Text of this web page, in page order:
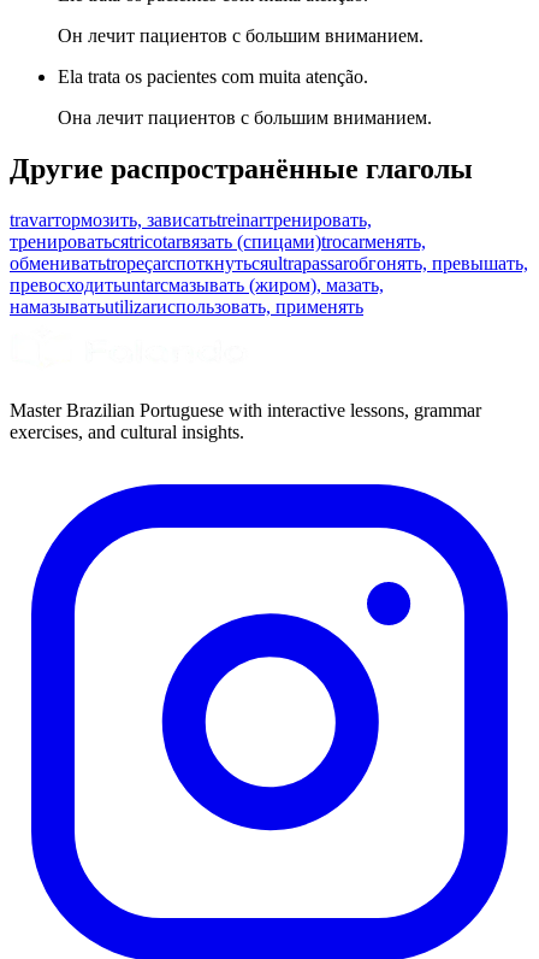
Он лечит пациентов с большим вниманием.
Ela trata os pacientes com muita atenção.
Она лечит пациентов с большим вниманием.
Другие распространённые глаголы
travarтормозить, зависатьtreinarтренировать,
тренироватьсяtricotarвязать (спицами)trocarменять,
обмениватьtropeçarспоткнутьсяultrapassarобгонять, превышать,
превосходитьuntarсмазывать (жиром), мазать,
намазыватьutilizarиспользовать, применять
Master Brazilian Portuguese with interactive lessons, grammar
exercises, and cultural insights.